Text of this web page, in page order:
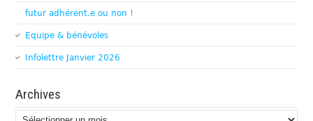
futur adhérent.e ou non !
Equipe & bénévoles
Infolettre Janvier 2026
Archives
Archives